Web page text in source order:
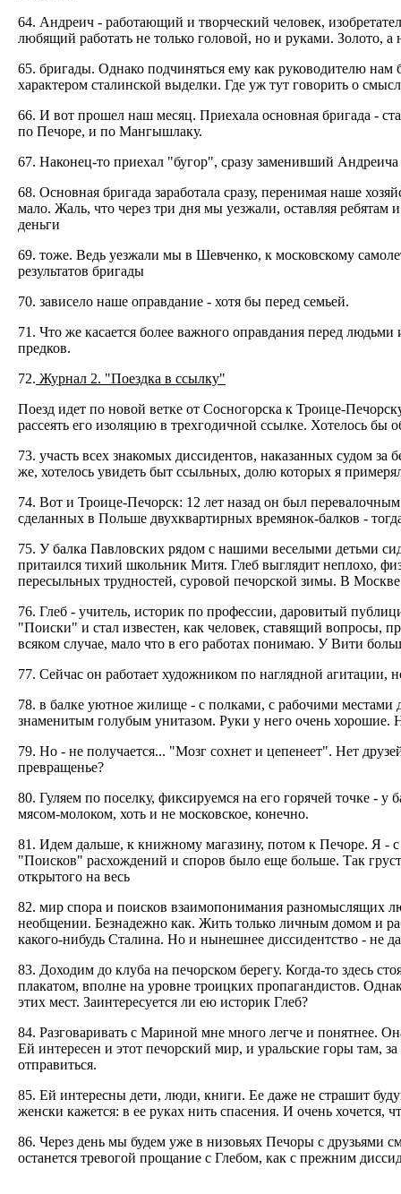
64. Андреич - работающий и творческий человек,
любящий работать не только головой, но и руками. Золото, а
65. бригады. Однако подчиняться ему как руководителю
характером сталинской выделки. Где уж тут говорить о
66. И вот прошел наш месяц. Приехала основная бригада -
по Печоре, и по Мангышлаку.
67. Наконец-то приехал "бугор", сразу заменивший
68. Основная бригада заработала сразу, перенимая наше
мало. Жаль, что через три дня мы уезжали, оставляя
деньги
69. тоже. Ведь уезжали мы в Шевченко, к московскому
результатов бригады
70. зависело наше оправдание - хотя бы перед семьей.
71. Что же касается более важного оправдания перед
предков.
72. Журнал 2. "Поездка в ссылку"
Поезд идет по новой ветке от Сосногорска к Троице-
рассеять его изоляцию в трехгодичной ссылке. Хотелось бы
73. участь всех знакомых диссидентов, наказанных судом
же, хотелось увидеть быт ссыльных, долю которых я
74. Вот и Троице-Печорск: 12 лет назад он был
сделанных в Польше двухквартирных времянок-балков -
75. У балка Павловских рядом с нашими веселыми детьми
притаился тихий школьник Митя. Глеб выглядит неплохо,
пересыльных трудностей, суровой печорской зимы. В
76. Глеб - учитель, историк по профессии, даровитый
"Поиски" и стал известен, как человек, ставящий вопросы,
всяком случае, мало что в его работах понимаю. У Вити
77. Сейчас он работает художником по наглядной агитации,
78. в балке уютное жилище - с полками, с рабочими
знаменитым голубым унитазом. Руки у него очень хорошие.
79. Но - не получается... "Мозг сохнет и цепенеет". Нет
превращенье?
80. Гуляем по поселку, фиксируемся на его горячей точке -
мясом-молоком, хоть и не московское, конечно.
81. Идем дальше, к книжному магазину, потом к Печоре. Я -
"Поисков" расхождений и споров было еще больше. Так
открытого на весь
82. мир спора и поисков взаимопонимания разномыслящих
необщении. Безнадежно как. Жить только личным домом и
какого-нибудь Сталина. Но и нынешнее диссидентство - не
83. Доходим до клуба на печорском берегу. Когда-то здесь
плакатом, вполне на уровне троицких пропагандистов.
этих мест. Заинтересуется ли ею историк Глеб?
84. Разговаривать с Мариной мне много легче и понятнее.
Ей интересен и этот печорский мир, и уральские горы там,
отправиться.
85. Ей интересны дети, люди, книги. Ее даже не страшит
женски кажется: в ее руках нить спасения. И очень
86. Через день мы будем уже в низовьях Печоры с друзьями
останется тревогой прощание с Глебом, как с прежним